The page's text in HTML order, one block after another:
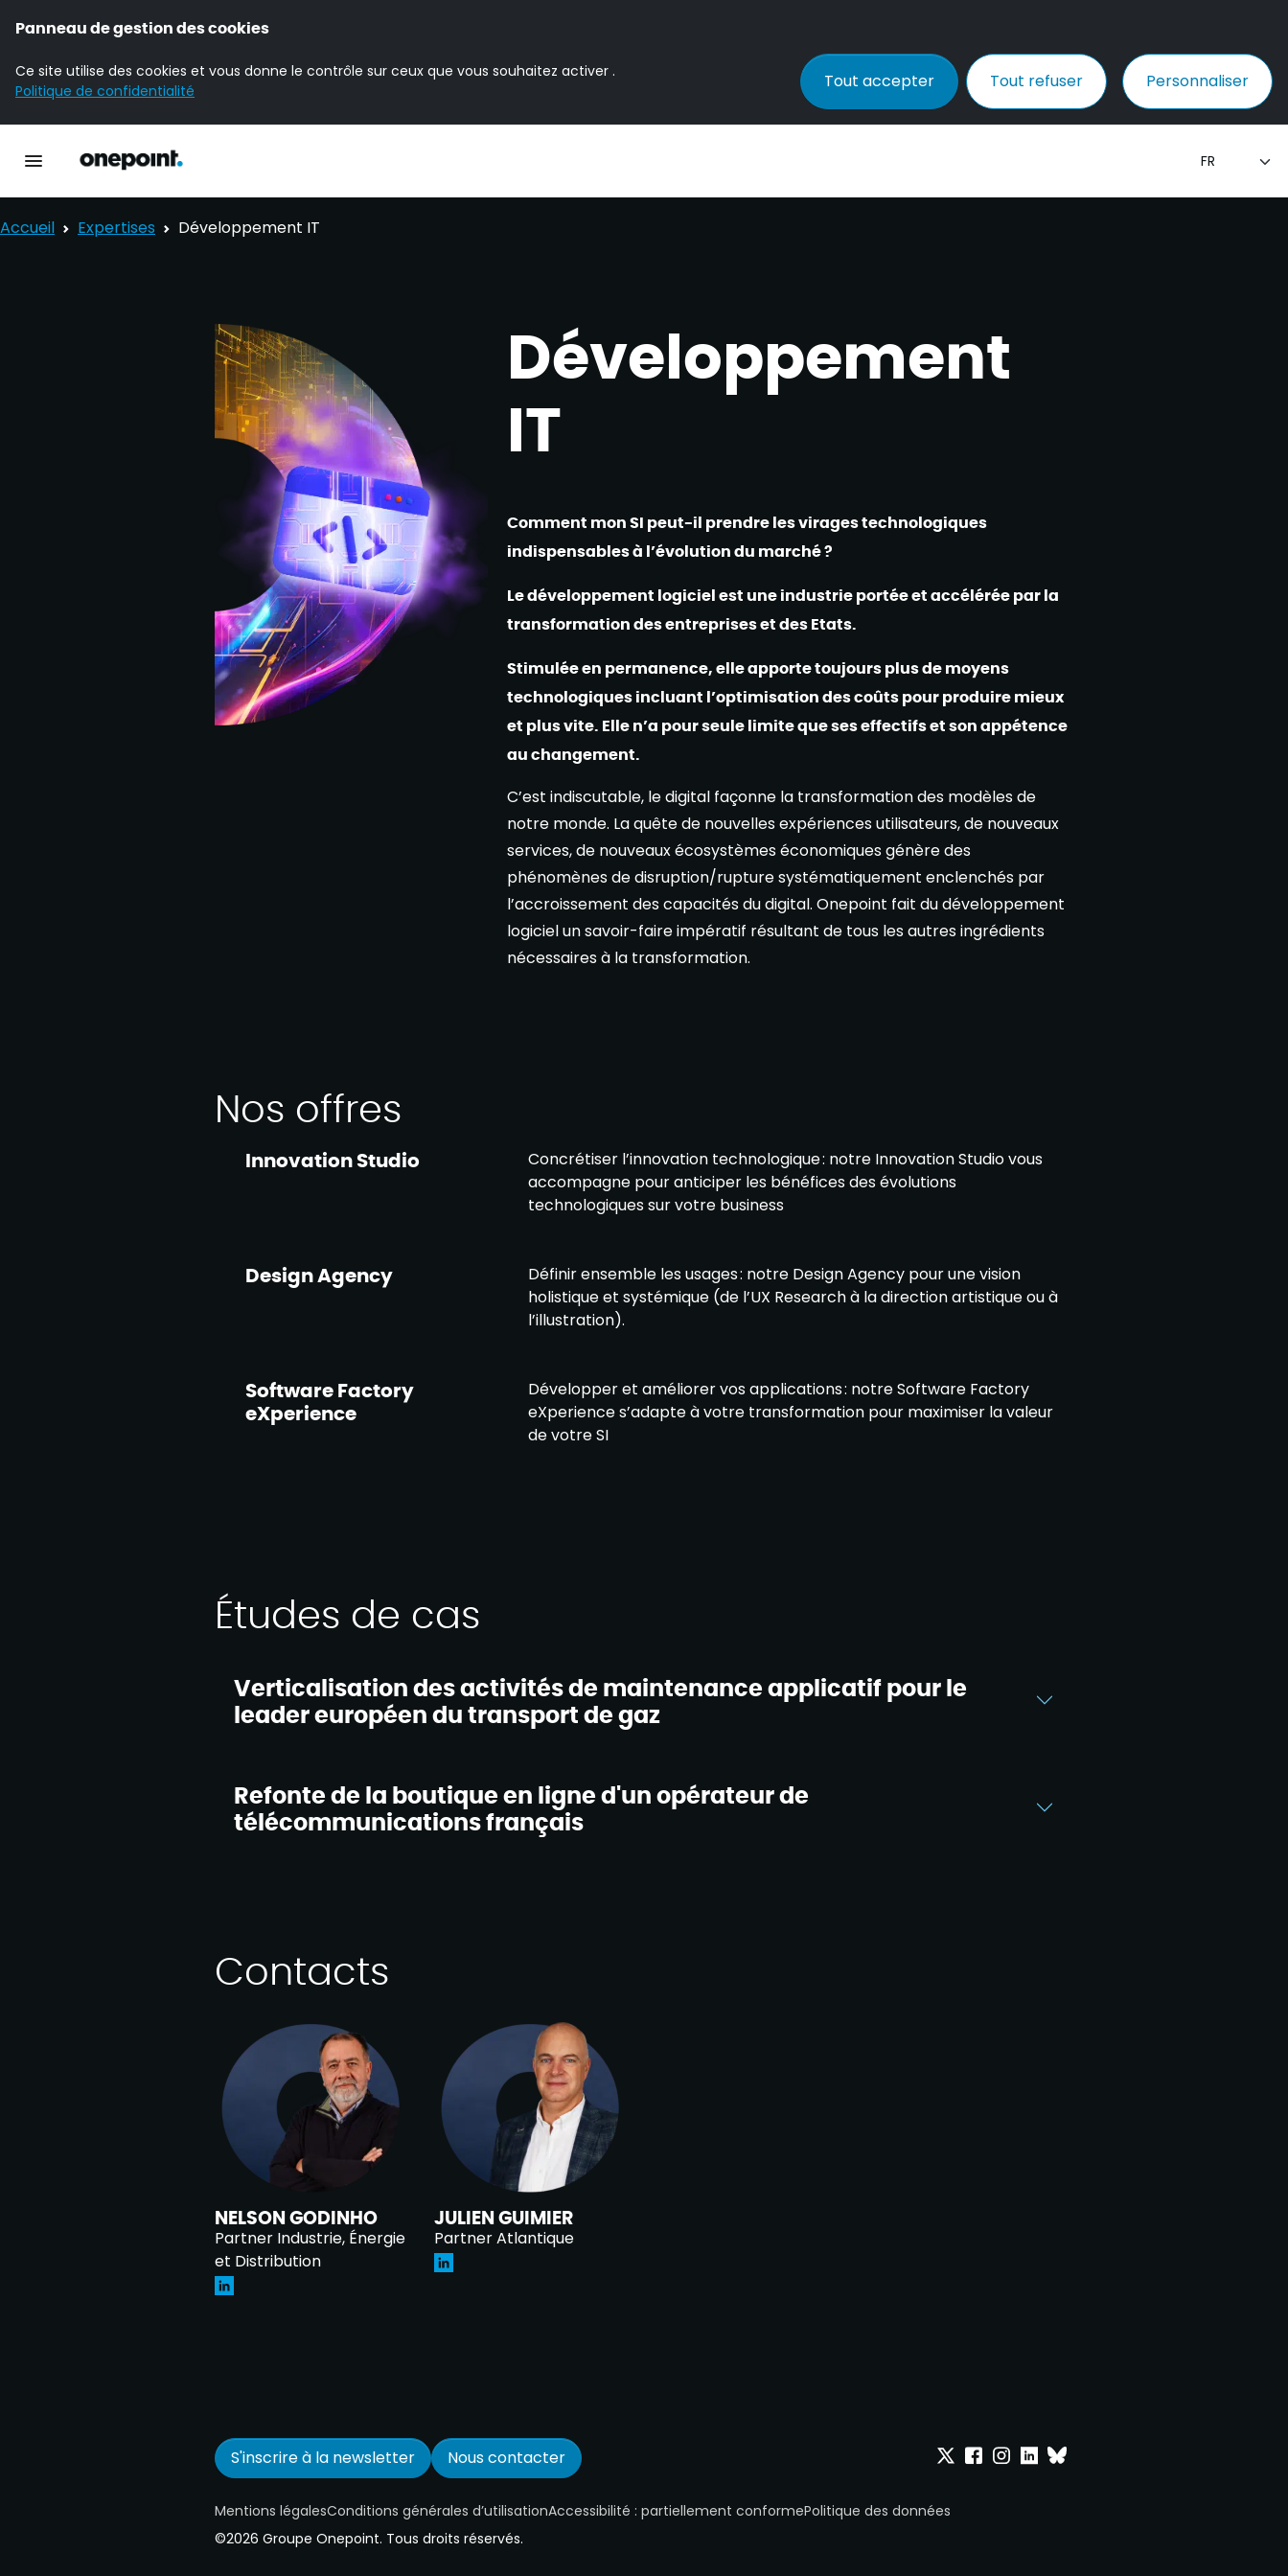
Panneau de gestion des cookies
Ce site utilise des cookies et vous donne le contrôle sur ceux que vous souhaitez activer .
Politique de confidentialité
Tout accepter Tout refuser Personnaliser
Accueil Expertises Développement IT
Développement
IT
Comment mon SI peut-il prendre les virages technologiques
indispensables à l’évolution du marché ?
Le développement logiciel est une industrie portée et accélérée par la
transformation des entreprises et des Etats.
Stimulée en permanence, elle apporte toujours plus de moyens
technologiques incluant l’optimisation des coûts pour produire mieux
et plus vite. Elle n’a pour seule limite que ses effectifs et son appétence
au changement.
C’est indiscutable, le digital façonne la transformation des modèles de
notre monde. La quête de nouvelles expériences utilisateurs, de nouveaux
services, de nouveaux écosystèmes économiques génère des
phénomènes de disruption/rupture systématiquement enclenchés par
l’accroissement des capacités du digital. Onepoint fait du développement
logiciel un savoir-faire impératif résultant de tous les autres ingrédients
nécessaires à la transformation.
Nos offres
Innovation Studio
Concrétiser l’innovation technologique : notre Innovation Studio vous
accompagne pour anticiper les bénéfices des évolutions
technologiques sur votre business
Design Agency
Définir ensemble les usages : notre Design Agency pour une vision
holistique et systémique (de l’UX Research à la direction artistique ou à
l’illustration).
Software Factory
eXperience
Développer et améliorer vos applications : notre Software Factory
eXperience s’adapte à votre transformation pour maximiser la valeur
de votre SI
Études de cas
Verticalisation des activités de maintenance applicatif pour le
leader européen du transport de gaz
Refonte de la boutique en ligne d'un opérateur de
télécommunications français
Contacts
NELSON GODINHO
Partner Industrie, Énergie
et Distribution
JULIEN GUIMIER
Partner Atlantique
S'inscrire à la newsletter Nous contacter Onepoint sur Twitter
Onepoint sur Facebook
Onepoint sur Instagram
Onepoint sur Linkedin
Onepoint sur Bluesky
Mentions légalesConditions générales d’utilisationAccessibilité : partiellement conformePolitique des données
©2026 Groupe Onepoint. Tous droits réservés.